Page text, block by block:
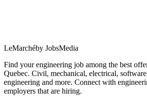
LeMarchéby JobsMedia
Find your engineering job among the best
Quebec. Civil, mechanical, electrical,
engineering and more. Connect with
employers that are hiring.